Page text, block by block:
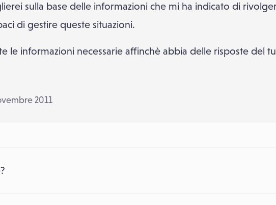
sulla base delle informazioni che mi ha indicato di
di gestire queste situazioni.
le informazioni necessarie affinchè abbia delle risposte del
2011